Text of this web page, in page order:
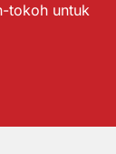
tokoh untuk